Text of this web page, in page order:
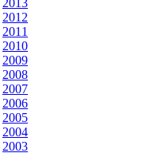
2013
2012
2011
2010
2009
2008
2007
2006
2005
2004
2003